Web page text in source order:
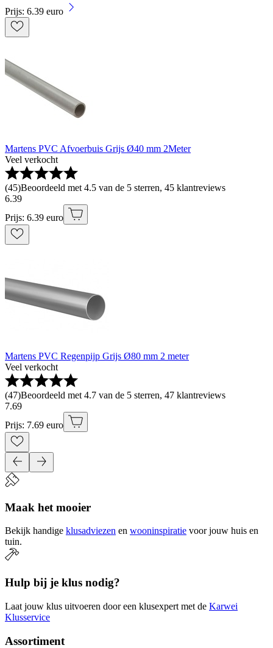
Prijs: 6.39 euro
Martens PVC Afvoerbuis Grijs Ø40 mm 2Meter
Veel verkocht
(45)Beoordeeld met 4.5 van de 5 sterren, 45 klantreviews
6.39
Prijs: 6.39 euro
Martens PVC Regenpijp Grijs Ø80 mm 2 meter
Veel verkocht
(47)Beoordeeld met 4.7 van de 5 sterren, 47 klantreviews
7.69
Prijs: 7.69 euro
Maak het mooier
Bekijk handige klusadviezen en wooninspiratie voor jouw huis en
tuin.
Hulp bij je klus nodig?
Laat jouw klus uitvoeren door een klusexpert met de Karwei
Klusservice
Assortiment